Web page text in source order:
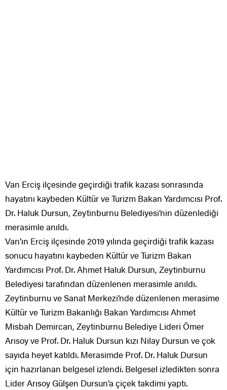
Van Erciş ilçesinde geçirdiği trafik kazası sonrasında
hayatını kaybeden Kültür ve Turizm Bakan Yardımcısı Prof.
Dr. Haluk Dursun, Zeytinburnu Belediyesi’nin düzenlediği
merasimle anıldı.
Van’ın Erciş ilçesinde 2019 yılında geçirdiği trafik kazası
sonucu hayatını kaybeden Kültür ve Turizm Bakan
Yardımcısı Prof. Dr. Ahmet Haluk Dursun, Zeytinburnu
Belediyesi tarafından düzenlenen merasimle anıldı.
Zeytinburnu ve Sanat Merkezi’nde düzenlenen merasime
Kültür ve Turizm Bakanlığı Bakan Yardımcısı Ahmet
Misbah Demircan, Zeytinburnu Belediye Lideri Ömer
Arısoy ve Prof. Dr. Haluk Dursun kızı Nilay Dursun ve çok
sayıda heyet katıldı. Merasimde Prof. Dr. Haluk Dursun
için hazırlanan belgesel izlendi. Belgesel izledikten sonra
Lider Arısoy Gülşen Dursun’a çiçek takdimi yaptı.